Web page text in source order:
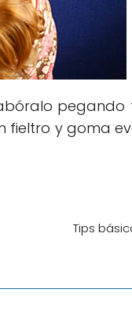
y goma
Tips